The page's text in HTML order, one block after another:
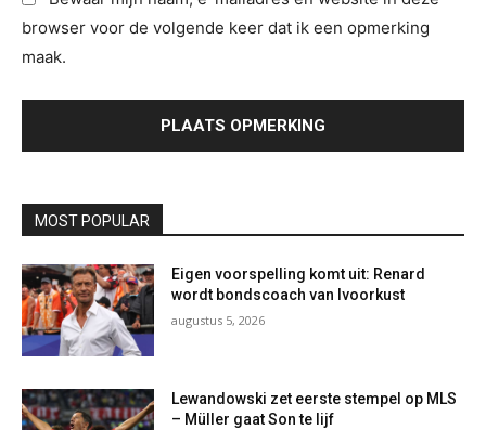
g
e
browser voor de volgende keer dat ik een opmerking
maak.
MOST POPULAR
Eigen voorspelling komt uit: Renard
wordt bondscoach van Ivoorkust
augustus 5, 2026
Lewandowski zet eerste stempel op MLS
– Müller gaat Son te lijf